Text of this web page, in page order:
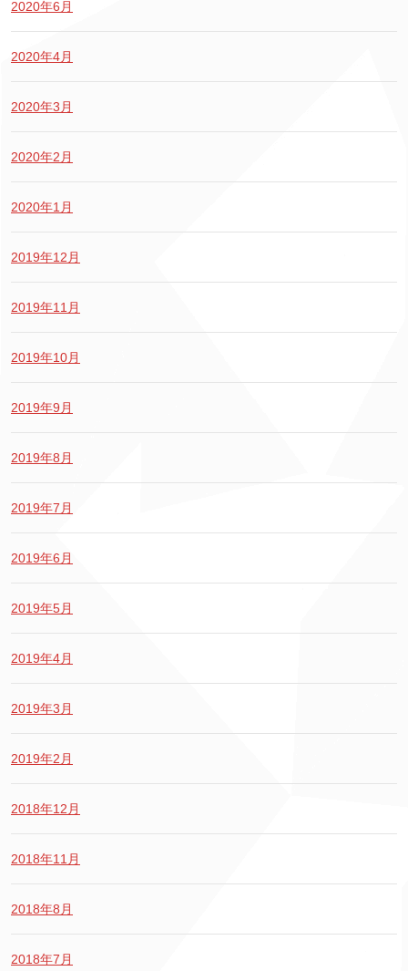
2020年6月
2020年4月
2020年3月
2020年2月
2020年1月
2019年12月
2019年11月
2019年10月
2019年9月
2019年8月
2019年7月
2019年6月
2019年5月
2019年4月
2019年3月
2019年2月
2018年12月
2018年11月
2018年8月
2018年7月